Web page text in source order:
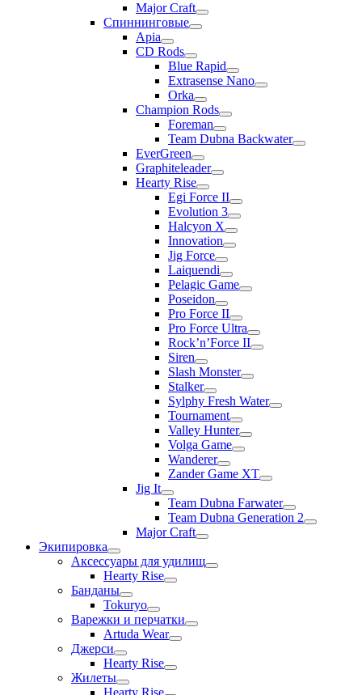
Major Craft
Спиннинговые
Apia
CD Rods
Blue Rapid
Extrasense Nano
Orka
Champion Rods
Foreman
Team Dubna Backwater
EverGreen
Graphiteleader
Hearty Rise
Egi Force II
Evolution 3
Halcyon X
Innovation
Jig Force
Laiquendi
Pelagic Game
Poseidon
Pro Force II
Pro Force Ultra
Rock’n’Force II
Siren
Slash Monster
Stalker
Sylphy Fresh Water
Tournament
Valley Hunter
Volga Game
Wanderer
Zander Game XT
Jig It
Team Dubna Farwater
Team Dubna Generation 2
Major Craft
Экипировка
Аксессуары для удилищ
Hearty Rise
Банданы
Tokuryo
Варежки и перчатки
Artuda Wear
Джерси
Hearty Rise
Жилеты